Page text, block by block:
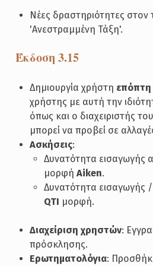
Νέες δραστηριότητες
'Ανεστραμμένη Τάξη'.
Έκδοση 3.15
Δημιουργία χρήστη επόπτη
χρήστης με αυτή την
όπως και ο διαχειριστής
μπορεί να προβεί σε
Ασκήσεις:
Δυνατότητα εισαγωγής
μορφή Aiken.
Δυνατότητα εισαγωγής
QTI μορφή.
Διαχείριση χρηστών:
πρόσκλησης.
Ερωτηματολόγια: